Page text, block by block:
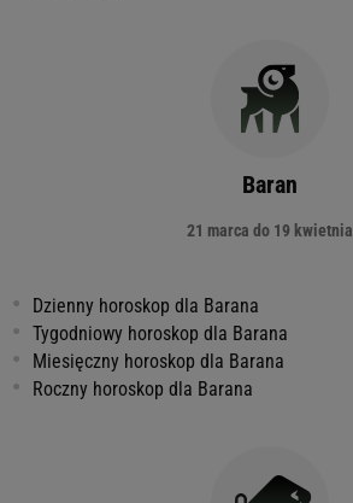
Baran
21 marca do 19 kwietnia
Dzienny horoskop dla Barana
Tygodniowy horoskop dla Barana
Miesięczny horoskop dla Barana
Roczny horoskop dla Barana